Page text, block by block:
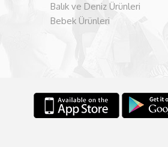
Balık ve Deniz Ürünleri
Bebek Ürünleri